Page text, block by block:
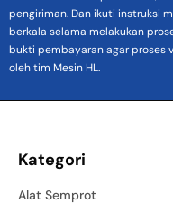
pengiriman. Dan ikuti instruksi
berkala selama melakukan
bukti pembayaran agar proses
oleh tim Mesin HL.
Kategori
Alat Semprot